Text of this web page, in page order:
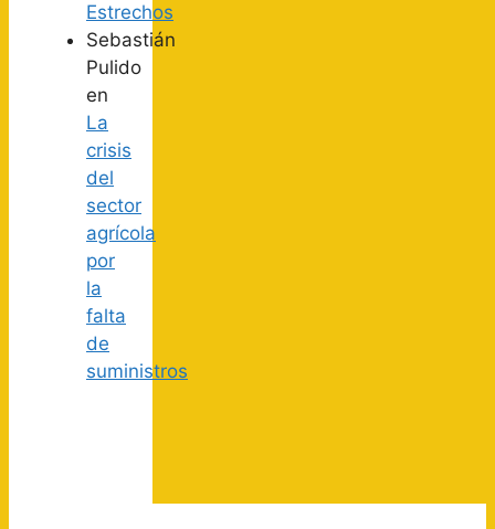
Estrechos
Sebastián
Pulido
en
La
crisis
del
sector
agrícola
por
la
falta
de
suministros